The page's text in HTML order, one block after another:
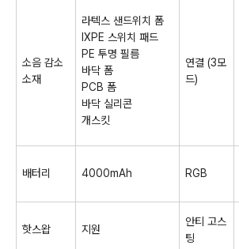
소음 감소
소재
라텍스 샌드위치 폼
IXPE 스위치 패드
PE 투명 필름
바닥 폼
PCB 폼
바닥 실리콘
개스킷
연결 (3모
드)
배터리 4000mAh RGB
핫스왑 지원
안티 고스
팅